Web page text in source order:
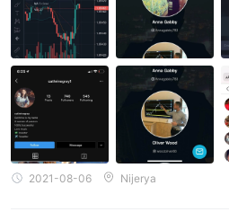
2021-08-06 Nijerya